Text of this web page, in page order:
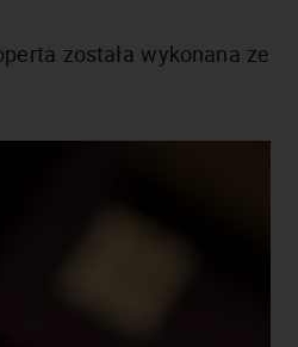
została wykonana ze